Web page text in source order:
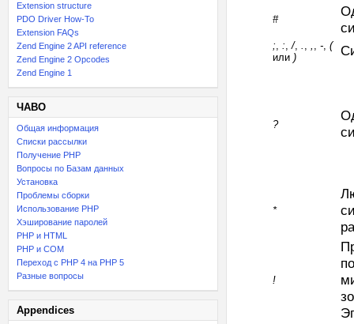
Extension structure
PDO Driver How-To
Extension FAQs
Zend Engine 2 API reference
Zend Engine 2 Opcodes
Zend Engine 1
ЧАВО
Общая информация
Списки рассылки
Получение PHP
Вопросы по Базам данных
Установка
Проблемы сборки
Использование PHP
Хэширование паролей
PHP и HTML
PHP и COM
Переход с PHP 4 на PHP 5
Разные вопросы
Appendices
#
;, :,/, . , , , -, (
или )
?
*
!